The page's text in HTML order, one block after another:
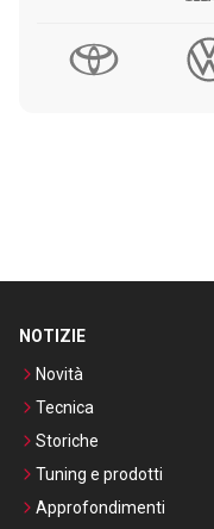
NOTIZIE
Novità
Tecnica
Storiche
Tuning e prodotti
Approfondimenti